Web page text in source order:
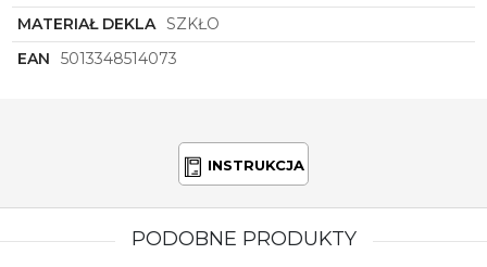
MATERIAŁ DEKLA SZKŁO
EAN
5013348514073
INSTRUKCJA
PODOBNE PRODUKTY